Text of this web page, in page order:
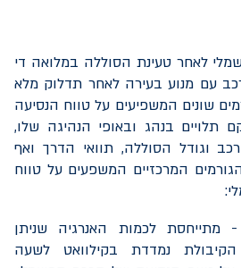
לאחר טעינת הסוללה במלואה די
עם מנוע בעירה לאחר תדלוק מלא
שונים המשפיעים על טווח הנסיעה
בנהג ובאופי הנהיגה שלו,
וגודל הסוללה, תוואי הדרך ואף
המרכזיים המשפעים על טווח
מתייחסת לכמות האנרגיה שניתן
נמדדת בקילוואט לשעה